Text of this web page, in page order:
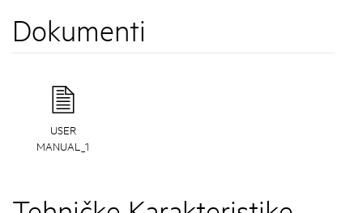
Dokumenti
USER
MANUAL_1